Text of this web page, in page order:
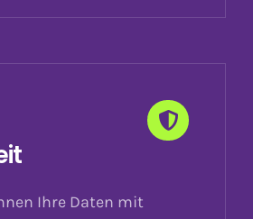
Ihre Daten mit